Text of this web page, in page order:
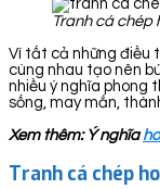
Tranh cá chép
Vì tất cả những điều
cùng nhau tạo nên
nhiều ý nghĩa phong
sống, may mắn,
Xem thêm: Ý nghĩa
Tranh cá chép